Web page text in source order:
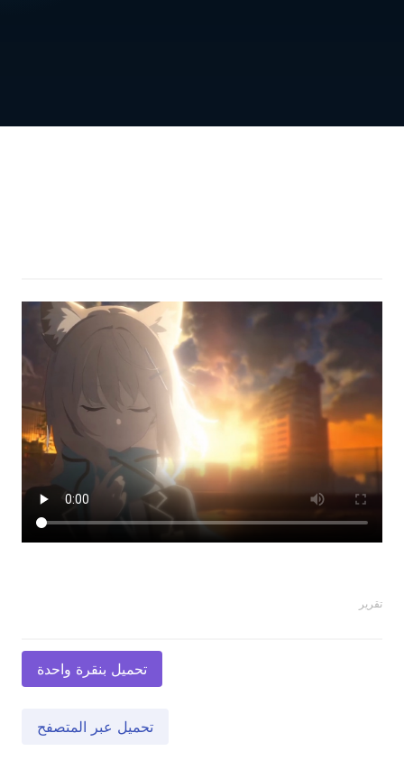
تقرير
تحميل بنقرة واحدة
تحميل عبر المتصفح